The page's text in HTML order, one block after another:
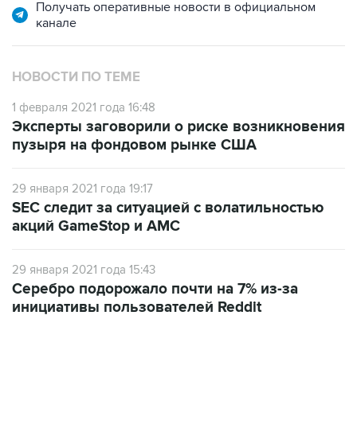
Получать оперативные новости в официальном
канале
НОВОСТИ ПО ТЕМЕ
1 февраля 2021 года 16:48
Эксперты заговорили о риске возникновения
пузыря на фондовом рынке США
29 января 2021 года 19:17
SEC следит за ситуацией с волатильностью
акций GameStop и AMC
29 января 2021 года 15:43
Серебро подорожало почти на 7% из-за
инициативы пользователей Reddit